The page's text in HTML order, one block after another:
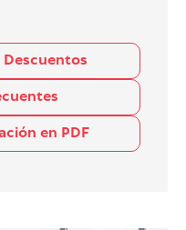
Descuentos
en PDF